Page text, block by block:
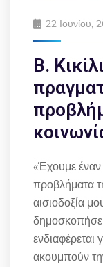
22 Ιουνίου,
Β.
«Έχουμε έναν
προβλήματα
αισιοδοξία
ενδιαφέρεται
ακουμπούν